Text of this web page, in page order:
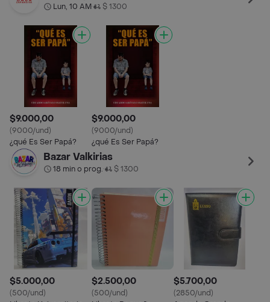
Lun, 10 AM• $ 1300
$9.000,00
(9000/und)
¿qué Es Ser Papá?
$9.000,00
(9000/und)
¿qué Es Ser Papá?
Bazar Valkirias
18 min o prog.• $ 1300
$5.000,00
(500/und)
$2.500,00
(500/und)
$5.700,00
(2850/und)